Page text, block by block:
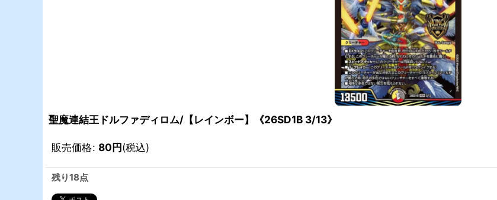
聖魔連結王ドルファディロム/【レインボー】《26SD1B 3/13》
販売価格: 80円(税込)
残り18点